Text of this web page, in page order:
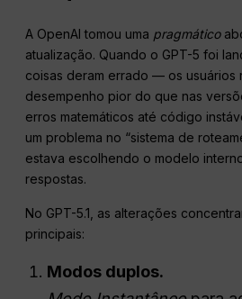
A OpenAI tomou uma pragmático
atualização. Quando o GPT-5 foi
coisas deram errado — os usuários
desempenho pior do que nas
erros matemáticos até código
um problema no “sistema de
estava escolhendo o modelo
respostas.
No GPT-5.1, as alterações
principais:
Modos duplos.